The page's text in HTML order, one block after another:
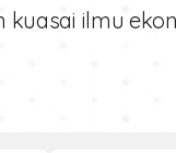
ilmu